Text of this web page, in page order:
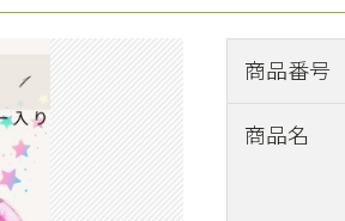
商品番号
商品名